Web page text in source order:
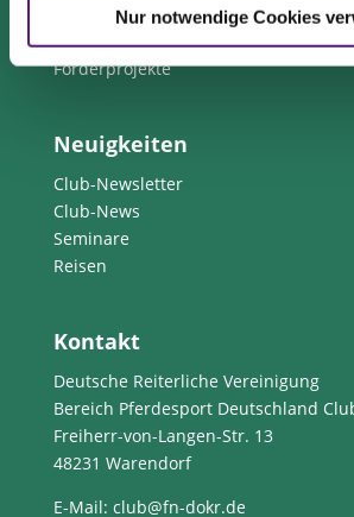
Nur notwendige Cookies
Clubmitglied werden
Freunde werben
Förderprojekte
Neuigkeiten
Club-Newsletter
Club-News
Seminare
Reisen
Kontakt
Deutsche Reiterliche Vereinigung
Bereich Pferdesport Deutschland
Freiherr-von-Langen-Str. 13
48231 Warendorf
E-Mail: club@fn-dokr.de